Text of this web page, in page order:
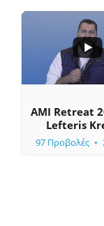
0
AMI Retreat
Lefteris
97 Προβολές